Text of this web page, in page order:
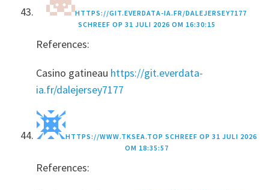
HTTPS://GIT.EVERDATA-IA.FR/DALEJERSEY7177
SCHREEF OP 31 JULI 2026 OM 16:30:15
References:
Casino gatineau https://git.everdata-
ia.fr/dalejersey7177
HTTPS://WWW.TKSEA.TOP SCHREEF OP 31 JULI 2026
OM 18:35:57
References: